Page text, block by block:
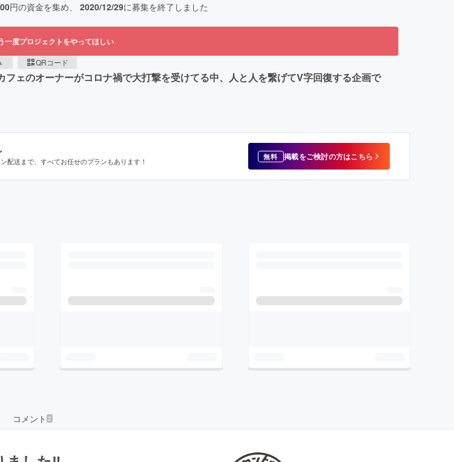
円の資金を集め、 2020/12/29に募集を終了しました
一度プロジェクトをやってほしい
QRコード
ェのオーナーがコロナ禍で大打撃を受けてる中、人と人を繋げてV字回復する企画で
配送まで、すべてお任せのプランもあります！ 無料 掲載をご検討の方はこちら
コメント 2